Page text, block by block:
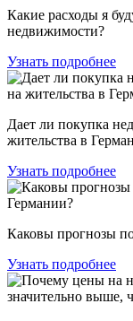
Какие расходы я
недвижимости?
Узнать подробнее
Дает ли покупка
жительства в
Узнать подробнее
Каковы прогнозы
Узнать подробнее